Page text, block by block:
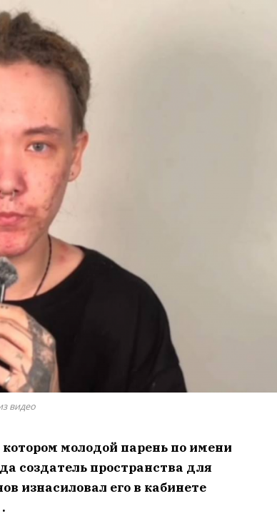
видео
молодой парень по имени
создатель пространства для
изнасиловал его в кабинете
.